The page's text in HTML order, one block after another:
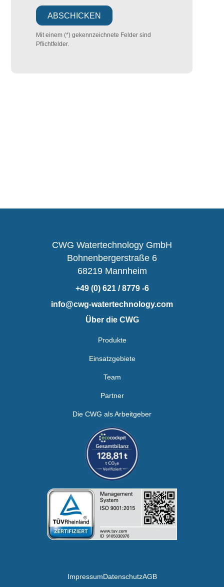
Mit einem (*) gekennzeichnete Felder sind
Pflichtfelder.
CWG Watertechnology GmbH
Bohnenbergerstraße 6
68219 Mannheim
+49 (0) 621 / 8779 -6
info@cwg-watertechnology.com
Über die CWG
Produkte
Einsatzgebiete
Team
Partner
Die CWG als Arbeitgeber
ImpressumDatenschutzAGB